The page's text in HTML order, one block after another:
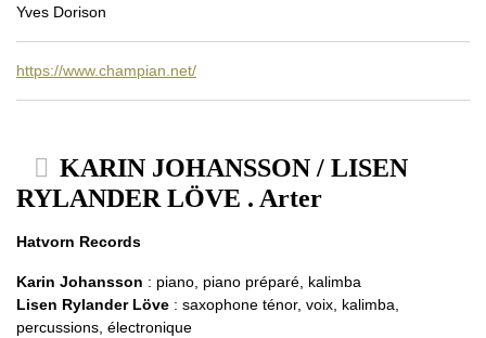
Yves Dorison
https://www.champian.net/
KARIN JOHANSSON / LISEN
RYLANDER LÖVE . Arter
Hatvorn Records
Karin Johansson : piano, piano préparé, kalimba
Lisen Rylander Löve : saxophone ténor, voix, kalimba,
percussions, électronique